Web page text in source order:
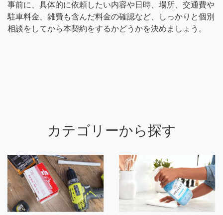
事前に、具体的に依頼したい内容や日時、場所、交通費や
駐車料金、雑費も含んだ料金の確認など、しっかりと個別
相談をしてから本契約をするかどうかを決めましょう。
カテゴリーから探す